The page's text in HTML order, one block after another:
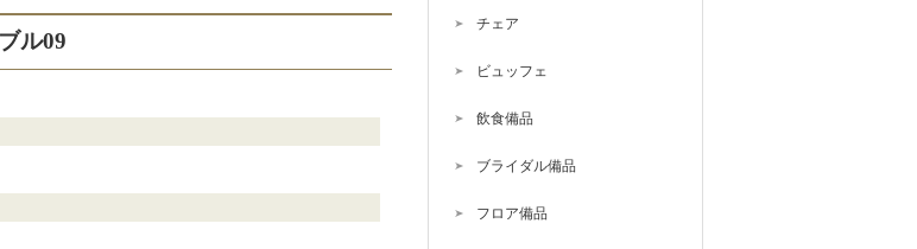
ル09
チェア
ビュッフェ
飲食備品
ブライダル備品
フロア備品